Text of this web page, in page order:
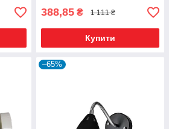
388,85 ₴ 1 111 ₴
Купити
–65%